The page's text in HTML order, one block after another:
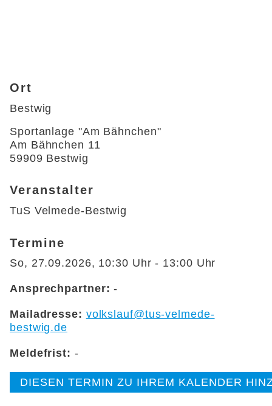
Ort
Bestwig
Sportanlage "Am Bähnchen"
Am Bähnchen 11
59909 Bestwig
Veranstalter
TuS Velmede-Bestwig
Termine
So, 27.09.2026, 10:30 Uhr - 13:00 Uhr
Ansprechpartner:-
Mailadresse: volkslauf@tus-velmede-
bestwig.de
Meldefrist: -
DIESEN TERMIN ZU IHREM KALENDER